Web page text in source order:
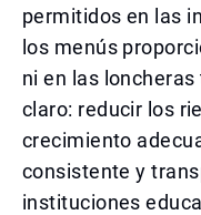
permitidos en las
los menús
ni en las
claro: reducir los
crecimiento
consistente y
instituciones